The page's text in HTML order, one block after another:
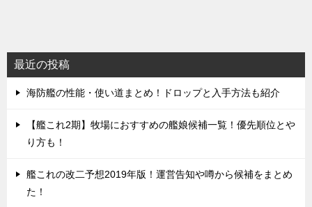
最近の投稿
海防艦の性能・使い道まとめ！ドロップと入手方法も紹介
【艦これ2期】牧場におすすめの艦娘候補一覧！優先順位とや
り方も！
艦これの改二予想2019年版！運営告知や噂から候補をまとめ
た！